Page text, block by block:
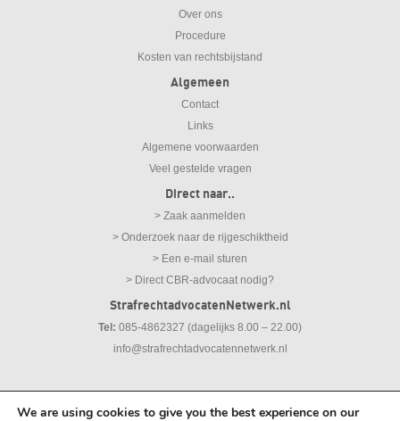
Over ons
Procedure
Kosten van rechtsbijstand
Algemeen
Contact
Links
Algemene voorwaarden
Veel gestelde vragen
Direct naar..
> Zaak aanmelden
> Onderzoek naar de rijgeschiktheid
> Een e-mail sturen
> Direct CBR-advocaat nodig?
StrafrechtadvocatenNetwerk.nl
Tel: 085-4862327 (dagelijks 8.00 – 22.00)
info@strafrechtadvocatennetwerk.nl
© 2026Strafrechtadvocaten Netwerk |Disclaimer|Privacy Statement
We are using cookies to give you the best experience on our